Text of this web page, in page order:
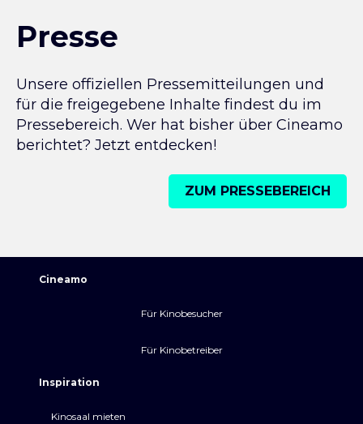
Presse
Unsere offiziellen Pressemitteilungen und
für die freigegebene Inhalte findest du im
Pressebereich. Wer hat bisher über Cineamo
berichtet? Jetzt entdecken!
ZUM PRESSEBEREICH
Cineamo
Für Kinobesucher
Für Kinobetreiber
Inspiration
Kinosaal mieten